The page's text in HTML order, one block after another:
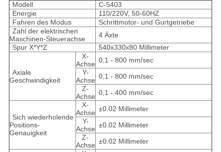
Modell
C-5403
Energie
110/220V, 50-60HZ
Fahren des Modus
Schrittmotor- und Gurtgetriebe
Zahl der elektrischen
Maschinen-Steuerachse
4 Äxte
Spur X*Y*Z
540x330x80 Millimeter
Axiale
Geschwindigkeit
X-
Achse 0,1 - 800 mm/sec
Y-
Achse 0,1 - 800 mm/sec
Z-
Achse 0,1 - 400 mm/sec
Sich wiederholende
Positions-
Genauigkeit
X-
Achse ±0.02 Millimeter
Y-
Achse ±0.02 Millimeter
Z-
Achse ±0.02 Millimeter